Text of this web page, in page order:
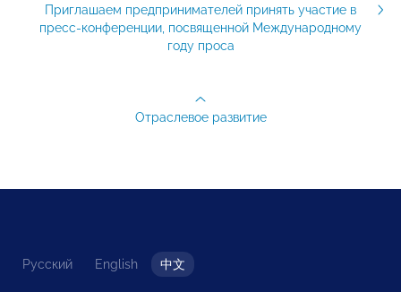
Приглашаем предпринимателей принять участие в
пресс-конференции, посвященной Международному
году проса
Отраслевое развитие
Русский English 中文